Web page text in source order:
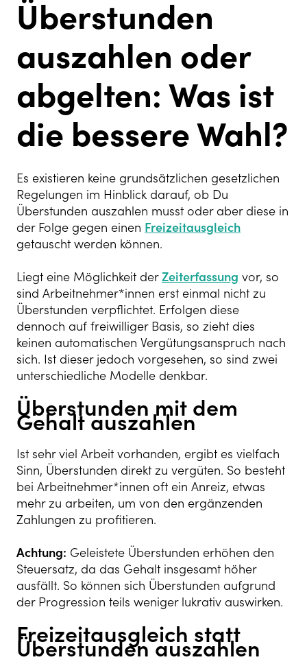
Überstunden
auszahlen oder
abgelten: Was ist
die bessere Wahl?
Es existieren keine grundsätzlichen gesetzlichen
Regelungen im Hinblick darauf, ob Du
Überstunden auszahlen musst oder aber diese in
der Folge gegen einen Freizeitausgleich
getauscht werden können.
Liegt eine Möglichkeit derZeiterfassung vor, so
sind Arbeitnehmer*innen erst einmal nicht zu
Überstunden verpflichtet. Erfolgen diese
dennoch auf freiwilliger Basis, so zieht dies
keinen automatischen Vergütungsanspruch nach
sich. Ist dieser jedoch vorgesehen, so sind zwei
unterschiedliche Modelle denkbar.
Überstunden mit dem
Gehalt auszahlen
Ist sehr viel Arbeit vorhanden, ergibt es vielfach
Sinn, Überstunden direkt zu vergüten. So besteht
bei Arbeitnehmer*innen oft ein Anreiz, etwas
mehr zu arbeiten, um von den ergänzenden
Zahlungen zu profitieren.
Achtung: Geleistete Überstunden erhöhen den
Steuersatz, da das Gehalt insgesamt höher
ausfällt. So können sich Überstunden aufgrund
der Progression teils weniger lukrativ auswirken.
Freizeitausgleich statt
Überstunden auszahlen